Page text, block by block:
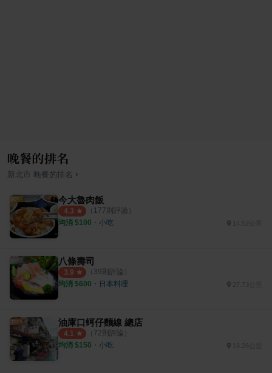
晚餐的排名
新北市 晚餐的排名 ›
今大魯肉飯
4.3 （ 177則評論）
均消 $100 ・ 小吃 14.52公里
八條壽司
3.9 （ 39則評論）
均消 $600 ・ 日本料理
油庫口蚵仔麵線 總店
4.1 （ 72則評論）
均消 $150 ・ 小吃